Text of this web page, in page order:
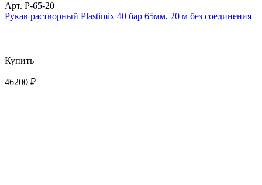
Арт. P-65-20
Рукав растворный Plastimix 40 бар 65мм, 20 м без соединения
Купить
46200 ₽